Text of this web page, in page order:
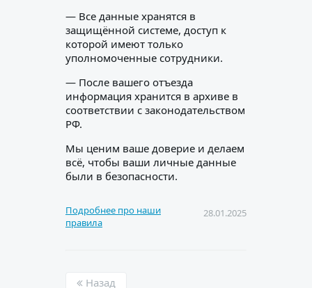
— Все данные хранятся в
защищённой системе, доступ к
которой имеют только
уполномоченные сотрудники.
— После вашего отъезда
информация хранится в архиве в
соответствии с законодательством
РФ.
Мы ценим ваше доверие и делаем
всё, чтобы ваши личные данные
были в безопасности.
Подробнее про наши
правила
28.01.2025
Назад